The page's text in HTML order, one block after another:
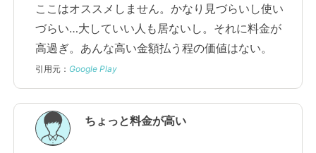
ここはオススメしません。かなり見づらいし使い
づらい…大していい人も居ないし。それに料金が
高過ぎ。あんな高い金額払う程の価値はない。
引用元： Google Play
ちょっと料金が高い